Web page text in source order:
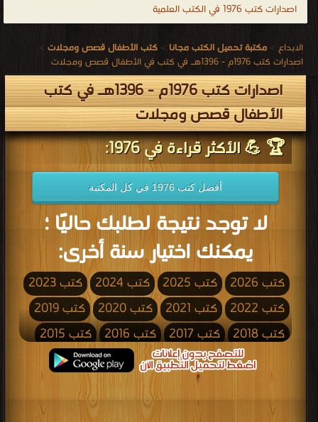
اصدارات كتب 1976 في الكتب العلمية
الابداع > مكتبة تحميل الكتب مجانا > كتب الأطفال قصص ومجلات >
اصدارات كتب 1976م - 1396هـ في كتب في الأطفال قصص ومجلات
اصدارات كتب 1976م - 1396هـ في كتب
الأطفال قصص ومجلات
🏆 💪 الأكثر قراءة في 1976:
أفضل كتب 1976 في كل المكتبة
لا توجد نتيجة لطلبك حاليًا ؛
يمكنك اختيار سنة أخرى:
كتب 2026 كتب 2025 كتب 2024
كتب 2023
كتب 2022
كتب 2021 كتب 2020
كتب 2019
كتب 2018
كتب 2017 كتب 2016
كتب 2015
كتب 2013 كتب 2012
كتب 2011
كتب 2009 كتب 2008
كتب 2006
كتب 2005 كتب 2004
كتب 2003